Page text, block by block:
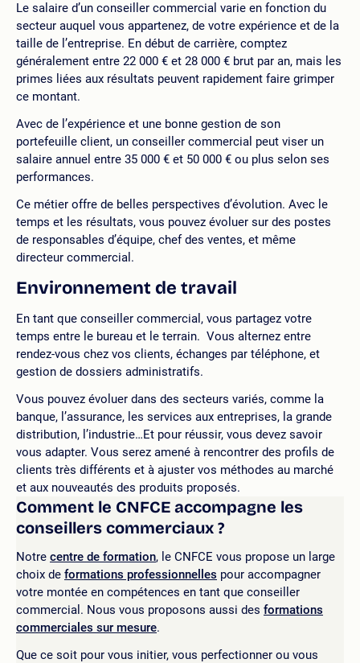
Le salaire d’un conseiller commercial varie en fonction du
secteur auquel vous appartenez, de votre expérience et de la
taille de l’entreprise. En début de carrière, comptez
généralement entre 22 000 € et 28 000 € brut par an, mais les
primes liées aux résultats peuvent rapidement faire grimper
ce montant.
Avec de l’expérience et une bonne gestion de son
portefeuille client, un conseiller commercial peut viser un
salaire annuel entre 35 000 € et 50 000 € ou plus selon ses
performances.
Ce métier offre de belles perspectives d’évolution. Avec le
temps et les résultats, vous pouvez évoluer sur des postes
de responsables d’équipe, chef des ventes, et même
directeur commercial.
Environnement de travail
En tant que conseiller commercial, vous partagez votre
temps entre le bureau et le terrain. Vous alternez entre
rendez-vous chez vos clients, échanges par téléphone, et
gestion de dossiers administratifs.
Vous pouvez évoluer dans des secteurs variés, comme la
banque, l’assurance, les services aux entreprises, la grande
distribution, l’industrie…Et pour réussir, vous devez savoir
vous adapter. Vous serez amené à rencontrer des profils de
clients très différents et à ajuster vos méthodes au marché
et aux nouveautés des produits proposés.
Comment le CNFCE accompagne les
conseillers commerciaux ?
Notre centre de formation, le CNFCE vous propose un large
choix de formations professionnelles pour accompagner
votre montée en compétences en tant que conseiller
commercial. Nous vous proposons aussi des formations
commerciales sur mesure.
Que ce soit pour vous initier, vous perfectionner ou vous